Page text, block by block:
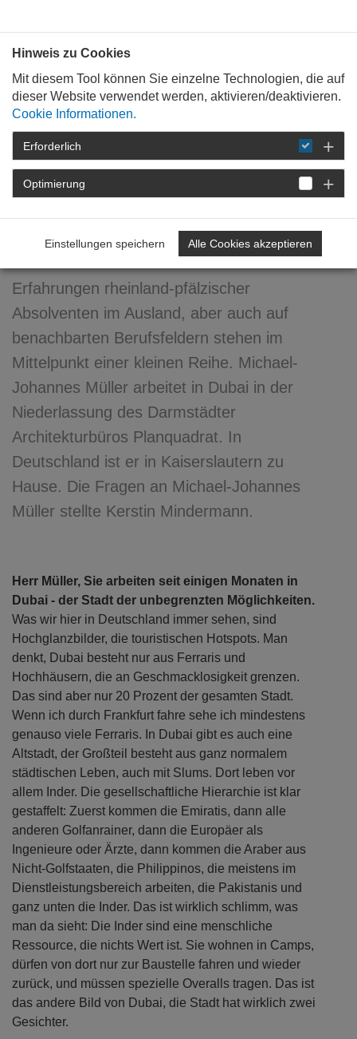
STARTSEITE
DETAIL
"Man muss es wollen!"
Erfahrungen rheinland-pfälzischer
Absolventen im Ausland, aber auch auf
benachbarten Berufsfeldern stehen im
Mittelpunkt einer kleinen Reihe. Michael-
Johannes Müller arbeitet in Dubai in der
Niederlassung des Darmstädter
Architekturbüros Planquadrat. In
Deutschland ist er in Kaiserslautern zu
Hause. Die Fragen an Michael-Johannes
Müller stellte Kerstin Mindermann.
Herr Müller, Sie arbeiten seit einigen Monaten in
Dubai - der Stadt der unbegrenzten Möglichkeiten.
Was wir hier in Deutschland immer sehen, sind
Hochglanzbilder, die touristischen Hotspots. Man
denkt, Dubai besteht nur aus Ferraris und
Hochhäusern, die an Geschmacklosigkeit grenzen.
Das sind aber nur 20 Prozent der gesamten Stadt.
Wenn ich durch Frankfurt fahre sehe ich mindestens
genauso viele Ferraris. In Dubai gibt es auch eine
Altstadt, der Großteil besteht aus ganz normalem
städtischen Leben, auch mit Slums. Dort leben vor
allem Inder. Die gesellschaftliche Hierarchie ist klar
gestaffelt: Zuerst kommen die Emiratis, dann alle
anderen Golfanrainer, dann die Europäer als
Ingenieure oder Ärzte, dann kommen die Araber aus
Nicht-Golfstaaten, die Philippinos, die meistens im
Dienstleistungsbereich arbeiten, die Pakistanis und
ganz unten die Inder. Das ist wirklich schlimm, was
man da sieht: Die Inder sind eine menschliche
Ressource, die nichts Wert ist. Sie wohnen in Camps,
dürfen von dort nur zur Baustelle fahren und wieder
zurück, und müssen spezielle Overalls tragen. Das ist
das andere Bild von Dubai, die Stadt hat wirklich zwei
Gesichter.
Hinweis zu Cookies
Mit diesem Tool können Sie einzelne Technologien, die auf
dieser Website verwendet werden, aktivieren/deaktivieren.
Cookie Informationen.
Erforderlich
Optimierung
Einstellungen speichern Alle Cookies akzeptieren